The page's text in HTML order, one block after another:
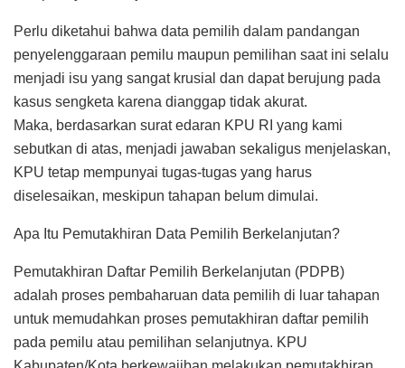
Perlu diketahui bahwa data pemilih dalam pandangan
penyelenggaraan pemilu maupun pemilihan saat ini selalu
menjadi isu yang sangat krusial dan dapat berujung pada
kasus sengketa karena dianggap tidak akurat.
Maka, berdasarkan surat edaran KPU RI yang kami
sebutkan di atas, menjadi jawaban sekaligus menjelaskan,
KPU tetap mempunyai tugas-tugas yang harus
diselesaikan, meskipun tahapan belum dimulai.
Apa Itu Pemutakhiran Data Pemilih Berkelanjutan?
Pemutakhiran Daftar Pemilih Berkelanjutan (PDPB)
adalah proses pembaharuan data pemilih di luar tahapan
untuk memudahkan proses pemutakhiran daftar pemilih
pada pemilu atau pemilihan selanjutnya. KPU